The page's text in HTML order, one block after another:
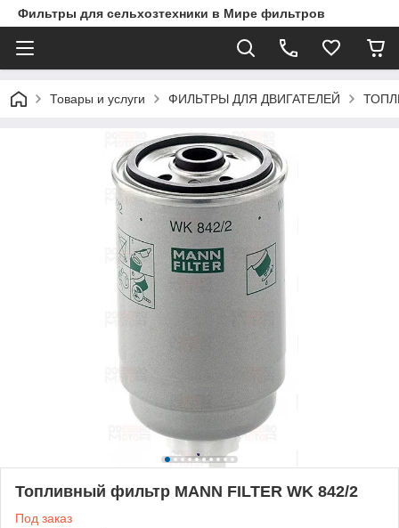
Фильтры для сельхозтехники в Мире фильтров
Товары и услуги ФИЛЬТРЫ ДЛЯ ДВИГАТЕЛЕЙ
Топливный фильтр MANN FILTER WK 842/2
Под заказ